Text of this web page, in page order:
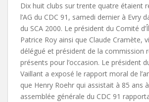
Dix huit clubs sur trente quatre étaient
l’AG du CDC 91, samedi dernier à Evry
du SCA 2000. Le président du Comité
Patrice Roy ainsi que Claude Cramète,
délégué et président de la commission
présents pour l’occasion. Le président
Vaillant a exposé le rapport moral de
que Henry Roehr qui assistait à 85 ans
assemblée générale du CDC 91